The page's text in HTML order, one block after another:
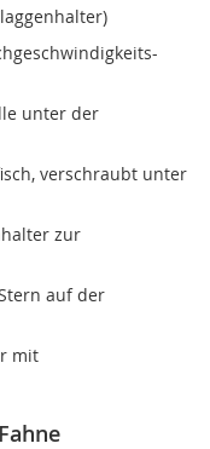
unter der
verschraubt unter
zur
auf der
mit